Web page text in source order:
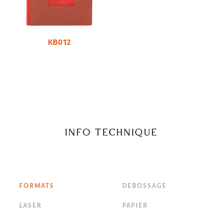
KB012
INFO TECHNIQUE
FORMATS DEBOSSAGE
LASER PAPIER